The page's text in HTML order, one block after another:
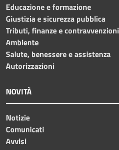
Educazione e formazione
Giustizia e sicurezza pubblica
Tributi, finanze e contravvenzioni
Ambiente
Salute, benessere e assistenza
Autorizzazioni
NOVITÀ
Notizie
Comunicati
Avvisi